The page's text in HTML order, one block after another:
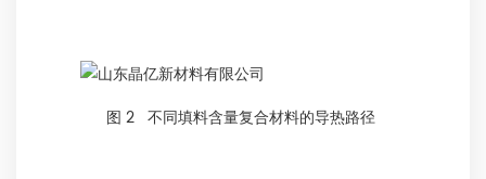
图 2 不同填料含量复合材料的导热路径